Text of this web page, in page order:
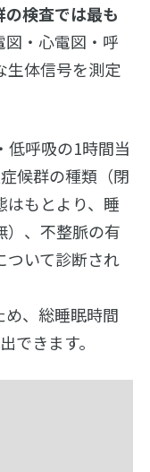
検査では最も
図・心電図・呼
生体信号を測定
低呼吸の1時間当
候群の種類（閉
はもとより、睡
）、不整脈の有
ついて診断され
め、総睡眠時間
できます。